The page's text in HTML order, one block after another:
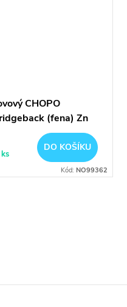
CHOPO
(fena) Zn
DO KOŠÍKU
Kód: NO99362